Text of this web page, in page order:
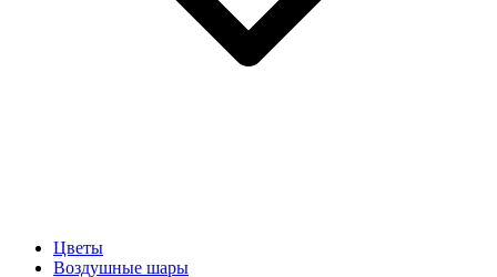
Цветы
Воздушные шары